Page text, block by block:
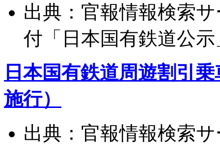
出典：官報情報検索
付「日本国有鉄道公示
日本国有鉄道周遊割引
施行）
出典：官報情報検索